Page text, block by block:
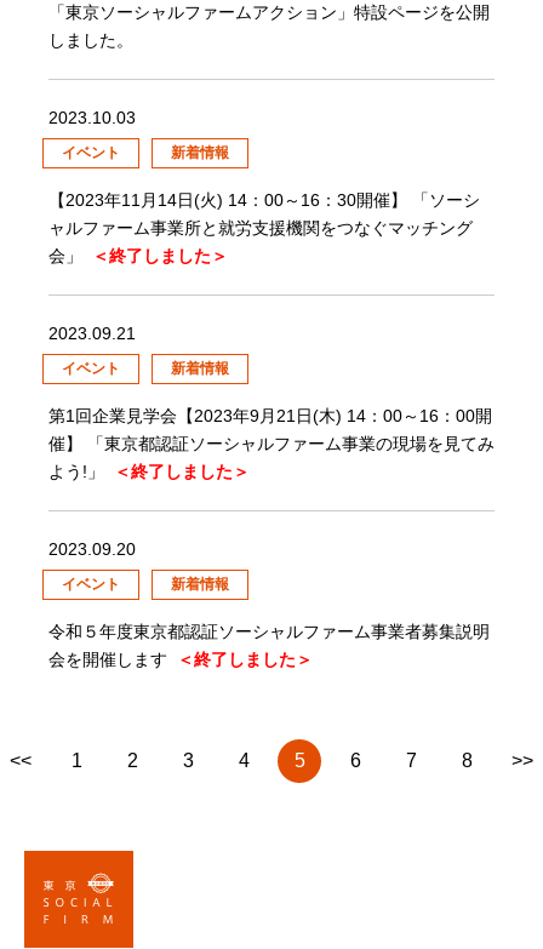
「東京ソーシャルファームアクション」特設ページを公開
しました。
2023.10.03
イベント 新着情報
【2023年11月14日(火) 14：00～16：30開催】 「ソーシ
ャルファーム事業所と就労支援機関をつなぐマッチング
会」
＜終了しました＞
2023.09.21
イベント 新着情報
第1回企業見学会【2023年9月21日(木) 14：00～16：00開
催】 「東京都認証ソーシャルファーム事業の現場を見てみ
よう!」
＜終了しました＞
2023.09.20
イベント 新着情報
令和５年度東京都認証ソーシャルファーム事業者募集説明
会を開催します
＜終了しました＞
<< 1 2 3 4 5 6 7 8 >>